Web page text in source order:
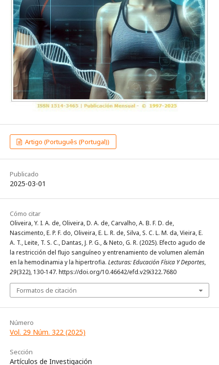
Artigo (Português (Portugal))
Publicado
2025-03-01
Cómo citar
Oliveira, Y. I. A. de, Oliveira, D. A. de, Carvalho, A. B. F. D. de,
Nascimento, E. P. F. do, Oliveira, E. L. R. de, Silva, S. C. L. M. da, Vieira, E.
A. T., Leite, T. S. C., Dantas, J. P. G., & Neto, G. R. (2025). Efecto agudo de
la restricción del flujo sanguíneo y entrenamiento de volumen alemán
en la hemodinamia y la hipertrofia. Lecturas: Educación Física Y Deportes,
29(322), 130-147. https://doi.org/10.46642/efd.v29i322.7680
Formatos de citación
Número
Vol. 29 Núm. 322 (2025)
Sección
Artículos de Investigación